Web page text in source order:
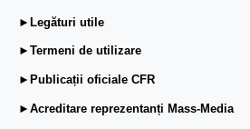
►Legături utile
►Termeni de utilizare
►Publicații oficiale CFR
►Acreditare reprezentanți Mass-Media